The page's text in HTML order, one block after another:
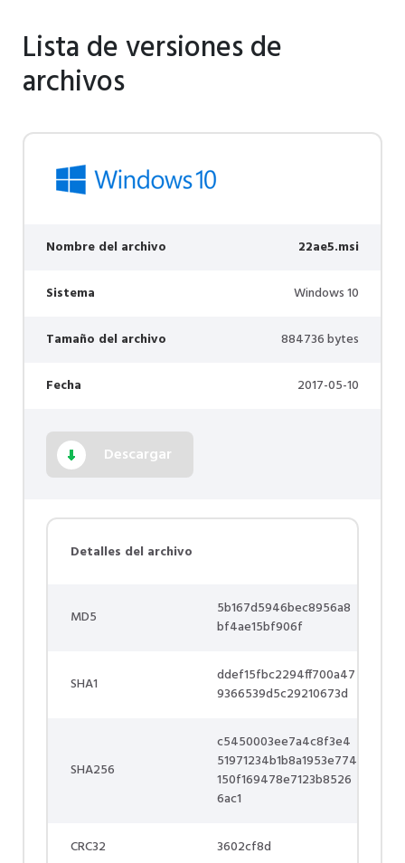
Lista de versiones de
archivos
Nombre del archivo 22ae5.msi
Sistema Windows 10
Tamaño del archivo 884736 bytes
Fecha 2017-05-10
Descargar
Detalles del archivo
MD5
5b167d5946bec8956a8
bf4ae15bf906f
SHA1
ddef15fbc2294ff700a47
9366539d5c29210673d
SHA256
c5450003ee7a4c8f3e4
51971234b1b8a1953e774
150f169478e7123b8526
6ac1
CRC32 3602cf8d